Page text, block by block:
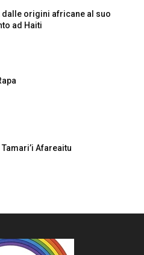
dalle origini africane al suo
ad Haiti
Tamari’i Afareaitu